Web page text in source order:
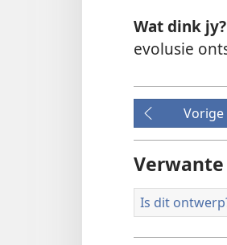
Wat dink jy?
evolusie
Vorige
Is dit